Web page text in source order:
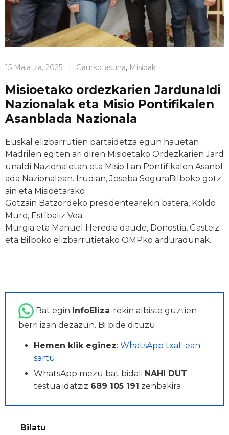
15 Maiatza, 2025 | Gaurkotasuna, Misioak
Misioetako ordezkarien Jardunaldi
Nazionalak eta Misio Pontifikalen
Asanblada Nazionala
Euskal elizbarrutien partaidetza egun hauetan
Madrilen egiten ari diren Misioetako Ordezkarien Jard
unaldi Nazionaletan eta Misio Lan Pontifikalen Asanbl
ada Nazionalean. Irudian, Joseba SeguraBilboko gotz
ain eta Misioetarako
Gotzain Batzordeko presidentearekin batera, Koldo
Muro, Estíbaliz Vea
Murgia eta Manuel Heredia daude, Donostia, Gasteiz
eta Bilboko elizbarrutietako OMPko arduradunak.
Bat egin InfoEliza-rekin albiste guztien
berri izan dezazun. Bi bide dituzu:
Hemen klik eginez: WhatsApp txat-ean
sartu
WhatsApp mezu bat bidali NAHI DUT
testua idatziz 689 105 191 zenbakira
Bilatu